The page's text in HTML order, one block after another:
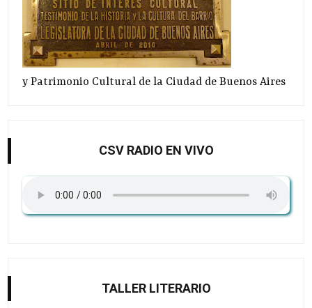
y Patrimonio Cultural de la Ciudad de Buenos Aires
CSV RADIO EN VIVO
TALLER LITERARIO